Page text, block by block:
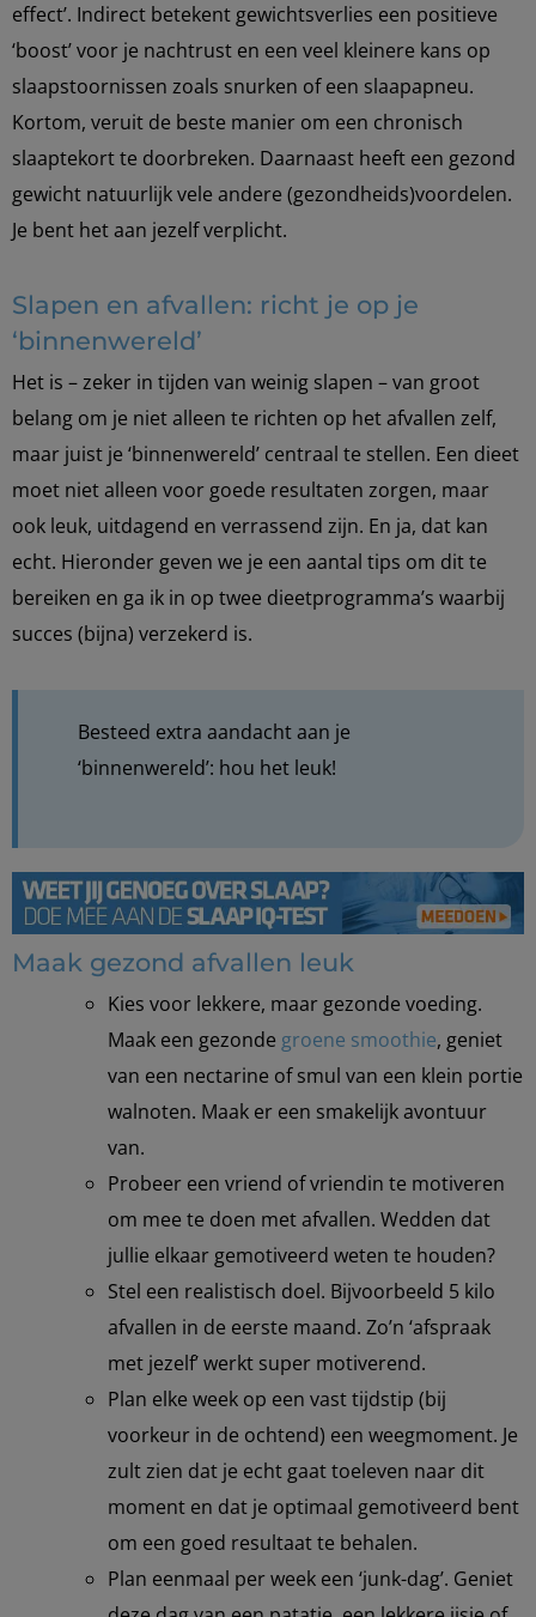
effect’. Indirect betekent gewichtsverlies een positieve
‘boost’ voor je nachtrust en een veel kleinere kans op
slaapstoornissen zoals snurken of een slaapapneu.
Kortom, veruit de beste manier om een chronisch
slaaptekort te doorbreken. Daarnaast heeft een gezond
gewicht natuurlijk vele andere (gezondheids)voordelen.
Je bent het aan jezelf verplicht.
Slapen en afvallen: richt je op je
‘binnenwereld’
Het is – zeker in tijden van weinig slapen – van groot
belang om je niet alleen te richten op het afvallen zelf,
maar juist je ‘binnenwereld’ centraal te stellen. Een dieet
moet niet alleen voor goede resultaten zorgen, maar
ook leuk, uitdagend en verrassend zijn. En ja, dat kan
echt. Hieronder geven we je een aantal tips om dit te
bereiken en ga ik in op twee dieetprogramma’s waarbij
succes (bijna) verzekerd is.
Besteed extra aandacht aan je
‘binnenwereld’: hou het leuk!
Maak gezond afvallen leuk
Kies voor lekkere, maar gezonde voeding.
Maak een gezonde groene smoothie, geniet
van een nectarine of smul van een klein portie
walnoten. Maak er een smakelijk avontuur
van.
Probeer een vriend of vriendin te motiveren
om mee te doen met afvallen. Wedden dat
jullie elkaar gemotiveerd weten te houden?
Stel een realistisch doel. Bijvoorbeeld 5 kilo
afvallen in de eerste maand. Zo’n ‘afspraak
met jezelf’ werkt super motiverend.
Plan elke week op een vast tijdstip (bij
voorkeur in de ochtend) een weegmoment. Je
zult zien dat je echt gaat toeleven naar dit
moment en dat je optimaal gemotiveerd bent
om een goed resultaat te behalen.
Plan eenmaal per week een ‘junk-dag’. Geniet